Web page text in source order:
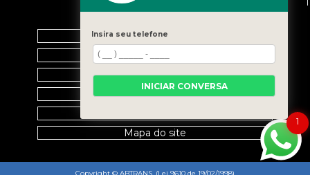
Home
Empresa
Galeria
Contato
Mapa do site
1
Insira seu telefone
INICIAR CONVERSA